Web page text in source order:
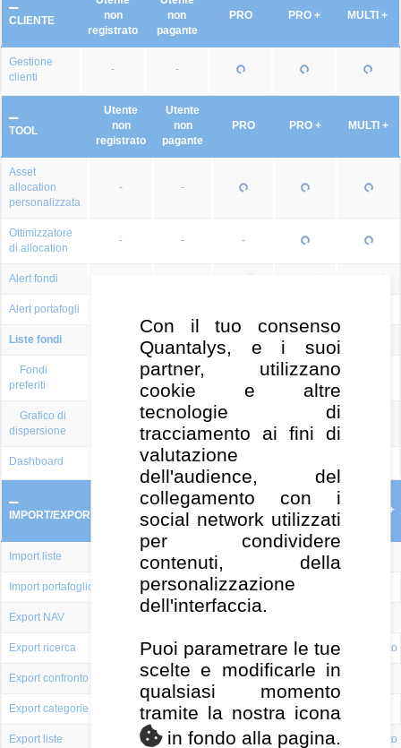
CLIENTE
non
registrato
non
pagante
PRO PRO + MULTI +
Gestione
clienti
- -
TOOL
Utente
non
registrato
Utente
non
pagante
PRO PRO + MULTI +
Asset
allocation
personalizzata
- -
Ottimizzatore
di allocation
- - -
Alert fondi semplice avanzato avanzato
Alert portafogli
Liste fondi
Fondi
preferiti
Grafico di
dispersione
Dashboard -
IMPORT/EXPORT
Utente
registrato
Utente
non
pagante
PRO PRO + MULTI +
Import liste
Import portafoglio
Export NAV
Export ricerca - semplice completo completo
Export confronto -
Export categorie - -
Export liste - semplice completo completo
Con il tuo consenso
Quantalys, e i suoi
partner, utilizzano
cookie e altre
tecnologie di
tracciamento ai fini di
valutazione
dell'audience, del
collegamento con i
social network utilizzati
per condividere
contenuti, della
personalizzazione
dell'interfaccia.
Puoi parametrare le tue
scelte e modificarle in
qualsiasi momento
tramite la nostra icona
in fondo alla pagina.